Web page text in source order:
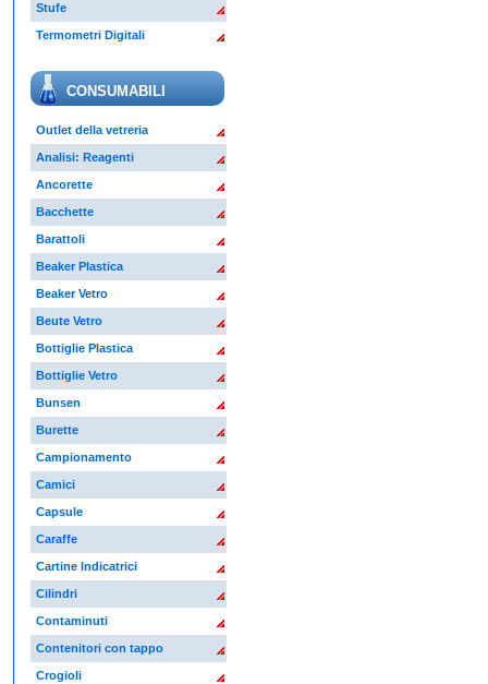
Stufe
Termometri Digitali
CONSUMABILI
Outlet della vetreria
Analisi: Reagenti
Ancorette
Bacchette
Barattoli
Beaker Plastica
Beaker Vetro
Beute Vetro
Bottiglie Plastica
Bottiglie Vetro
Bunsen
Burette
Campionamento
Camici
Capsule
Caraffe
Cartine Indicatrici
Cilindri
Contaminuti
Contenitori con tappo
Crogioli